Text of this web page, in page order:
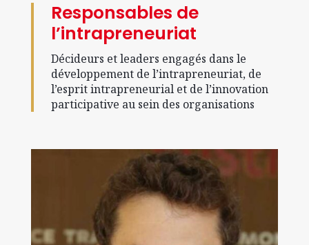
Responsables de
l’intrapreneuriat
Décideurs et leaders engagés dans le
développement de l’intrapreneuriat, de
l’esprit intrapreneurial et de l’innovation
participative au sein des organisations